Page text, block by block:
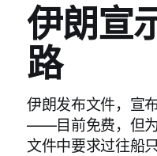
伊朗宣
路
伊朗发布文件，宣
——目前免费，但为
文件中要求过往船